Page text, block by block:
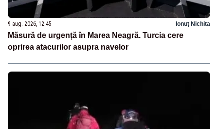
9 aug. 2026, 12:45 Ionuț Nichita
Măsură de urgență în Marea Neagră. Turcia cere
oprirea atacurilor asupra navelor